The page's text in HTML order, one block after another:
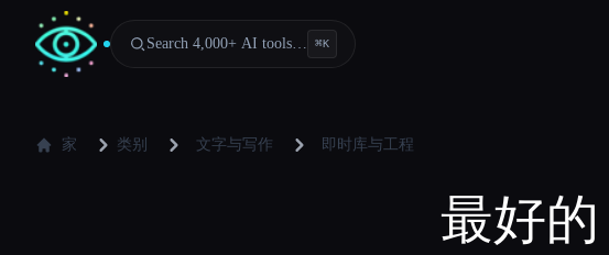
Search 4,000+ AI tools… ⌘K
家 类别 文字与写作 即时库与工程
最好的